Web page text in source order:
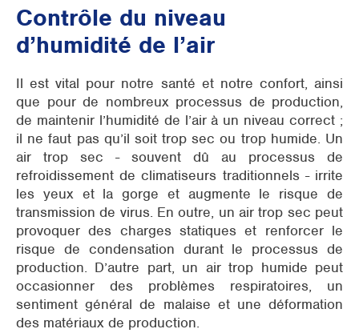
Contrôle du niveau
d’humidité de l’air
Il est vital pour notre santé et notre confort, ainsi
que pour de nombreux processus de production,
de maintenir l’humidité de l’air à un niveau correct ;
il ne faut pas qu’il soit trop sec ou trop humide. Un
air trop sec - souvent dû au processus de
refroidissement de climatiseurs traditionnels - irrite
les yeux et la gorge et augmente le risque de
transmission de virus. En outre, un air trop sec peut
provoquer des charges statiques et renforcer le
risque de condensation durant le processus de
production. D’autre part, un air trop humide peut
occasionner des problèmes respiratoires, un
sentiment général de malaise et une déformation
des matériaux de production.